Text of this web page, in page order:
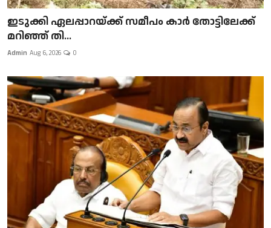
ഇടുക്കി ഏലപ്പാറയ്ക്ക് സമീപം കാർ തോട്ടിലേക്ക്
മറിഞ്ഞ് തി...
Admin Aug 6, 2026 0